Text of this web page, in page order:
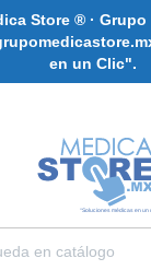
Store ® · Grupo
en un Clic".